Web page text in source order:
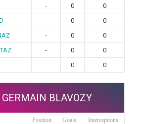
- 0
0
- 0
0
- 0
0
- 0
0
0 0
BLAVOZY
Position Goals Interceptions